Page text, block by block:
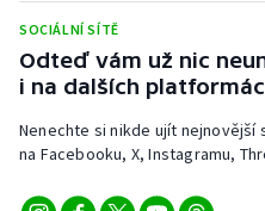
Triatlon
Veslování
Vodní slalom
SOCIÁLNÍ SÍTĚ
Odteď vám už nic
i na dalších
Nenechte si nikde ujít nejnovější
na Facebooku, X, Instagramu,